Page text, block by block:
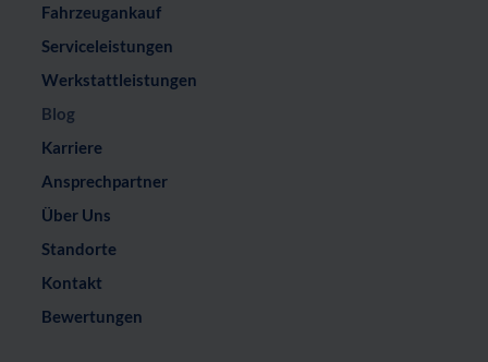
Fahrzeugankauf
Serviceleistungen
Werkstattleistungen
Blog
Karriere
Ansprechpartner
Über Uns
Standorte
Kontakt
Bewertungen